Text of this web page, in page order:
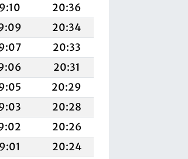
20:36
20:34
20:33
20:31
20:29
20:28
20:26
20:24